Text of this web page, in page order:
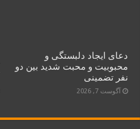
دعای ایجاد دلبستگی و
محبوبیت و محبت شدید بین دو
نفر تضمینی
آگوست 7, 2026